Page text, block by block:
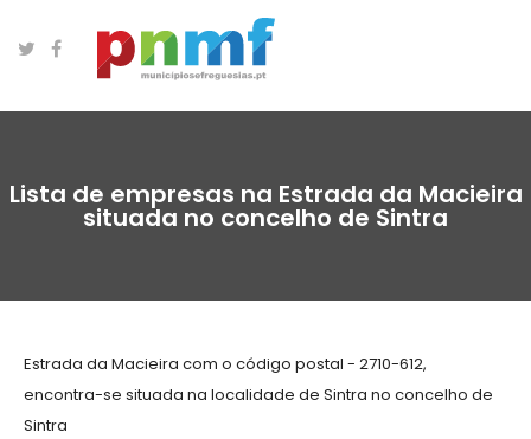
Lista de empresas na Estrada da Macieira
situada no concelho de Sintra
Estrada da Macieira com o código postal - 2710-612,
encontra-se situada na localidade de Sintra no concelho de
Sintra